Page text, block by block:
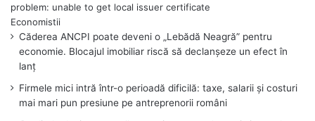
problem: unable to get local issuer certificate
Căderea ANCPI poate deveni o „Lebădă Neagră” pentru
economie. Blocajul imobiliar riscă să declanșeze un efect în
lanț
Firmele mici intră într-o perioadă dificilă: taxe, salarii și costuri
mai mari pun presiune pe antreprenorii români